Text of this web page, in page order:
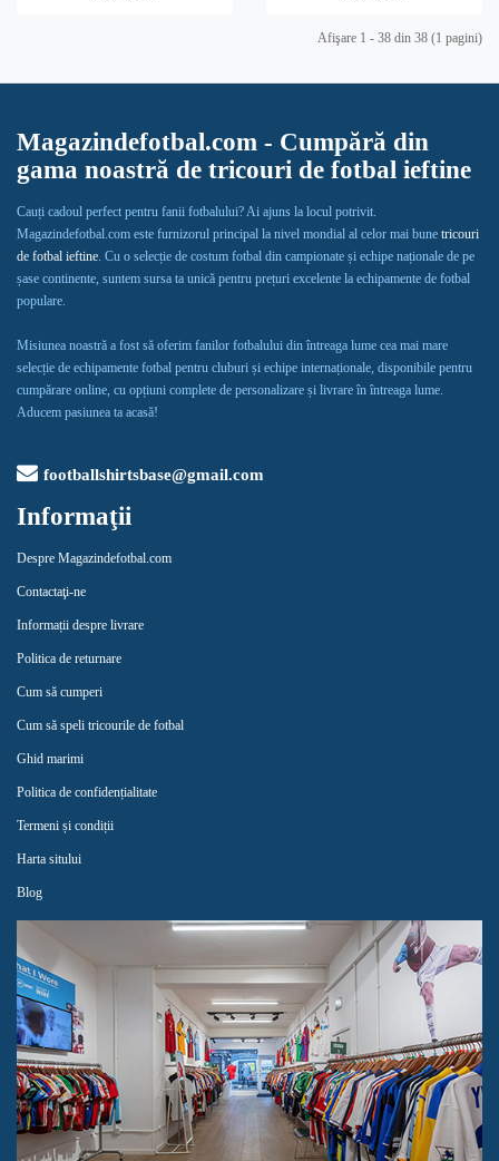
Afişare 1 - 38 din 38 (1 pagini)
Magazindefotbal.com - Cumpără din
gama noastră de tricouri de fotbal ieftine
Cauți cadoul perfect pentru fanii fotbalului? Ai ajuns la locul potrivit.
Magazindefotbal.com este furnizorul principal la nivel mondial al celor mai bune tricouri
de fotbal ieftine. Cu o selecție de costum fotbal din campionate și echipe naționale de pe
șase continente, suntem sursa ta unică pentru prețuri excelente la echipamente de fotbal
populare.
Misiunea noastră a fost să oferim fanilor fotbalului din întreaga lume cea mai mare
selecție de echipamente fotbal pentru cluburi și echipe internaționale, disponibile pentru
cumpărare online, cu opțiuni complete de personalizare și livrare în întreaga lume.
Aducem pasiunea ta acasă!
footballshirtsbase@gmail.com
Informaţii
Despre Magazindefotbal.com
Contactaţi-ne
Informații despre livrare
Politica de returnare
Cum să cumperi
Cum să speli tricourile de fotbal
Ghid marimi
Politica de confidențialitate
Termeni și condiții
Harta sitului
Blog